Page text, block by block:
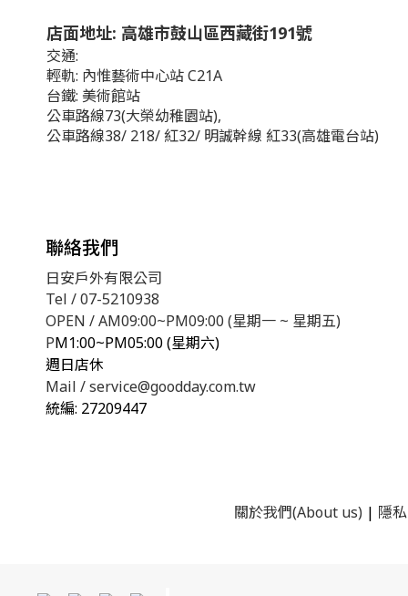
店面地址: 高雄市鼓山區西藏街191號
交通:
輕軌: 內惟藝術中心站 C21A
台鐵: 美術館站
公車路線73(大榮幼稚園站),
公車路線38/ 218/ 紅32/ 明誠幹線 紅33(高雄電台站)
聯絡我們
日安戶外有限公司
Tel / 07-5210938
OPEN / AM09:00~PM09:00 (星期一 ~ 星期五)
PM1:00~PM05:00 (星期六)
週日店休
Mail / service@goodday.com.tw
統編: 27209447
關於我們(About us) | 隱